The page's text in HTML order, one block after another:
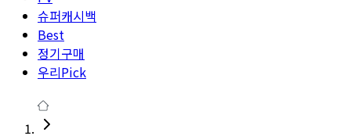
슈퍼캐시백
Best
정기구매
우리Pick